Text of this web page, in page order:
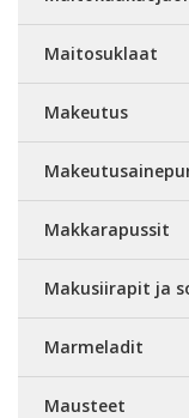
Maitosuklaat
Makeutus
Makkarapussit
Makusiirapit ja
Marmeladit
Mausteet